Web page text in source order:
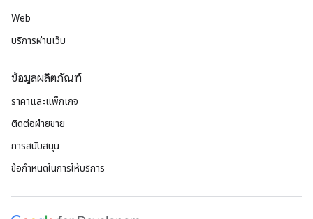
Web
บริการผ่านเว็บ
ข้อมูลผลิตภัณฑ์
ราคาและแพ็กเกจ
ติดต่อฝ่ายขาย
การสนับสนุน
ข้อกำหนดในการให้บริการ